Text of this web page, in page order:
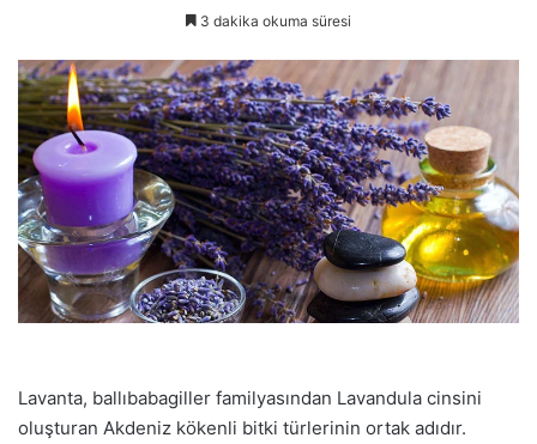
3 dakika okuma süresi
Lavanta, ballıbabagiller familyasından Lavandula cinsini
oluşturan Akdeniz kökenli bitki türlerinin ortak adıdır.